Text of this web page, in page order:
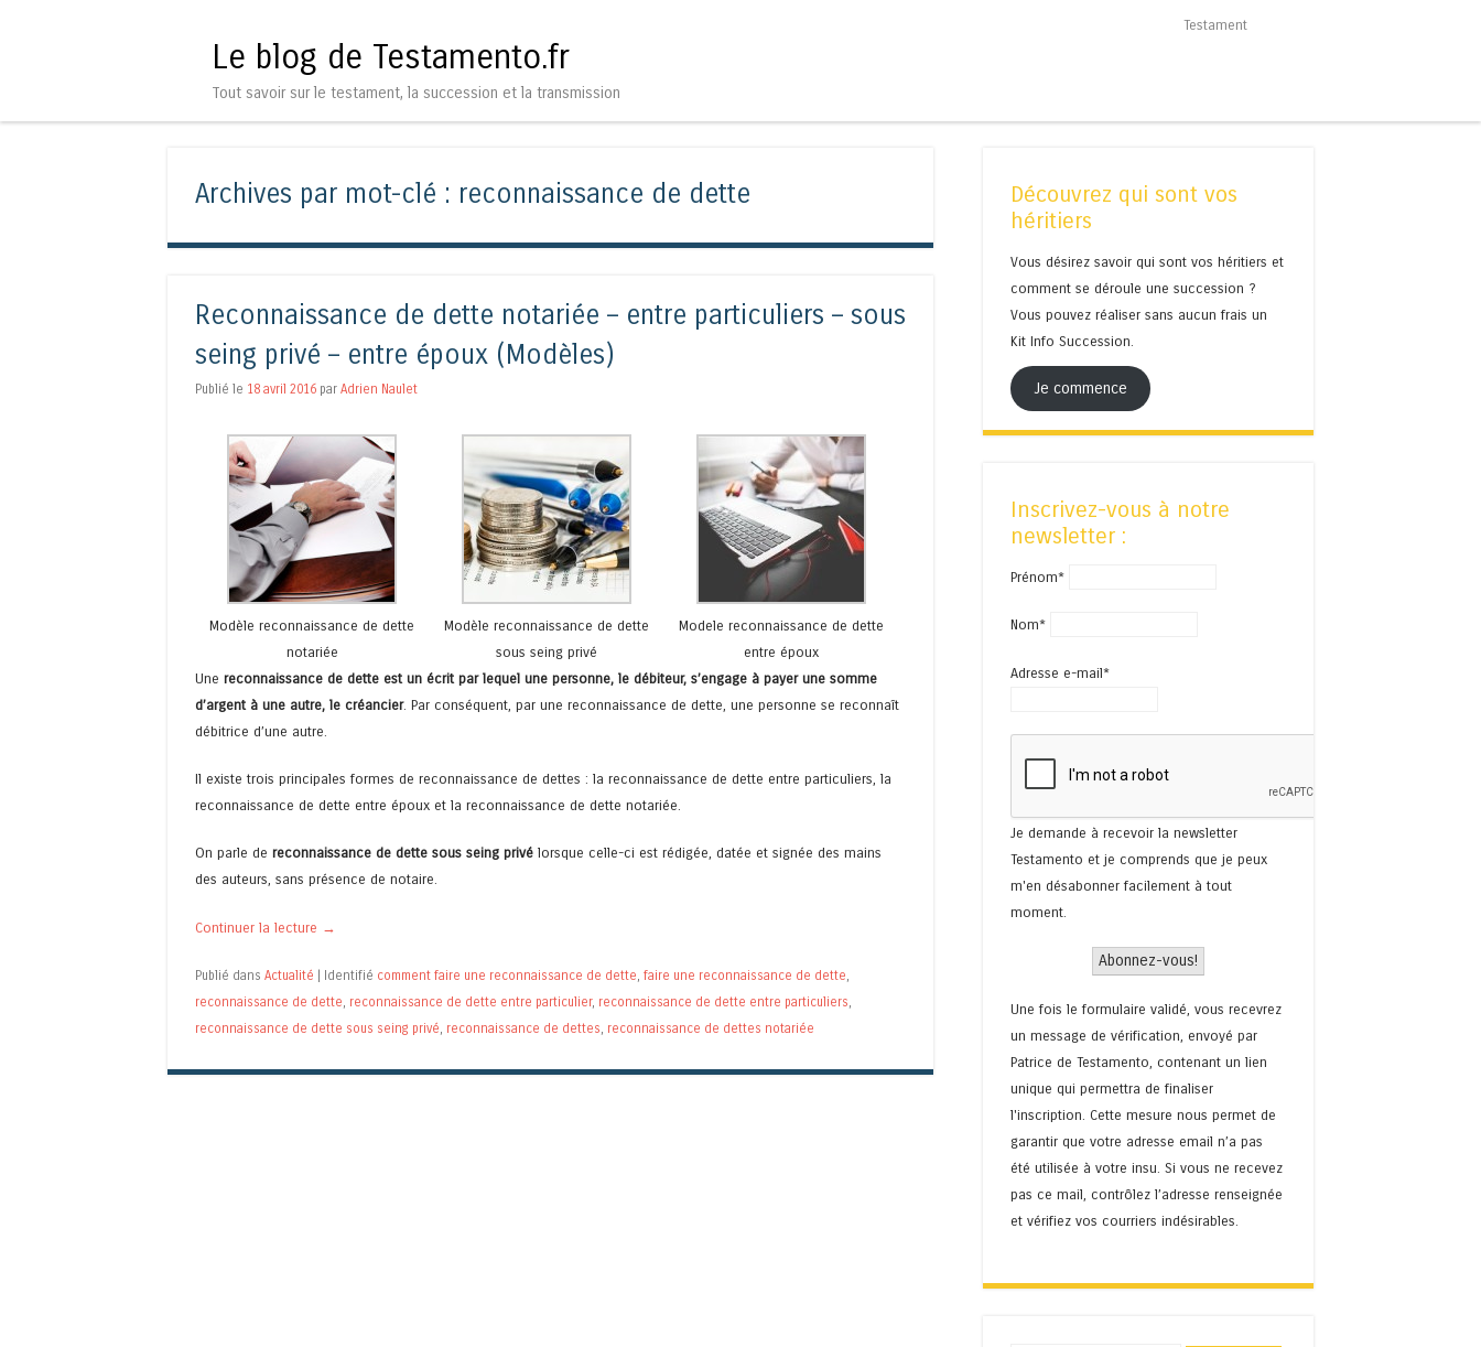
Le blog de Testamento.fr
Tout savoir sur le testament, la succession et la transmission
Testament
Archives par mot-clé : reconnaissance de dette
Reconnaissance de dette notariée – entre particuliers – sous
seing privé – entre époux (Modèles)
Publié le 18 avril 2016 par Adrien Naulet
Modèle reconnaissance de dette
notariée
Modèle reconnaissance de dette
sous seing privé
Modele reconnaissance de dette
entre époux
Une reconnaissance de dette est un écrit par lequel une personne, le débiteur, s’engage à payer une somme
d’argent à une autre, le créancier. Par conséquent, par une reconnaissance de dette, une personne se reconnaît
débitrice d’une autre.
Il existe trois principales formes de reconnaissance de dettes : la reconnaissance de dette entre particuliers, la
reconnaissance de dette entre époux et la reconnaissance de dette notariée.
On parle de reconnaissance de dette sous seing privé lorsque celle-ci est rédigée, datée et signée des mains
des auteurs, sans présence de notaire.
Continuer la lecture →
Publié dans Actualité | Identifié comment faire une reconnaissance de dette faire une reconnaissance de dette
reconnaissance de dette reconnaissance de dette entre particulier, reconnaissance de dette entre particuliers
reconnaissance de dette sous seing privé reconnaissance de dettes reconnaissance de dettes notariée
Découvrez qui sont vos
héritiers
Vous désirez savoir qui sont vos héritiers et
comment se déroule une succession ?
Vous pouvez réaliser sans aucun frais un
Kit Info Succession.
Je commence
Inscrivez-vous à notre
newsletter :
Prénom*
Nom*
Adresse e-mail*
Je demande à recevoir la newsletter
Testamento et je comprends que je peux
m'en désabonner facilement à tout
moment.
Une fois le formulaire validé, vous recevrez
un message de vérification, envoyé par
Patrice de Testamento, contenant un lien
unique qui permettra de finaliser
l'inscription. Cette mesure nous permet de
garantir que votre adresse email n’a pas
été utilisée à votre insu. Si vous ne recevez
pas ce mail, contrôlez l’adresse renseignée
et vérifiez vos courriers indésirables.